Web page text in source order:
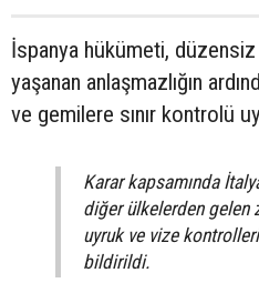
İspanya hükümeti,
yaşanan anlaşmazlığın
ve gemilere sınır kontrolü
Karar kapsamında
diğer ülkelerden gelen
uyruk ve vize
bildirildi.